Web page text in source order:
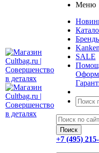
Меню
Kanken
SALE
+7 (495)